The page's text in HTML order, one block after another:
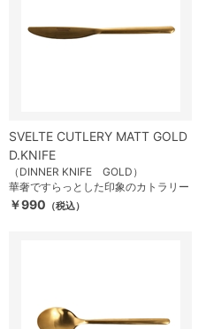
SVELTE CUTLERY MATT GOLD
D.KNIFE
（DINNER KNIFE GOLD）
華奢ですらっとした印象のカトラリー
￥990 （税込）